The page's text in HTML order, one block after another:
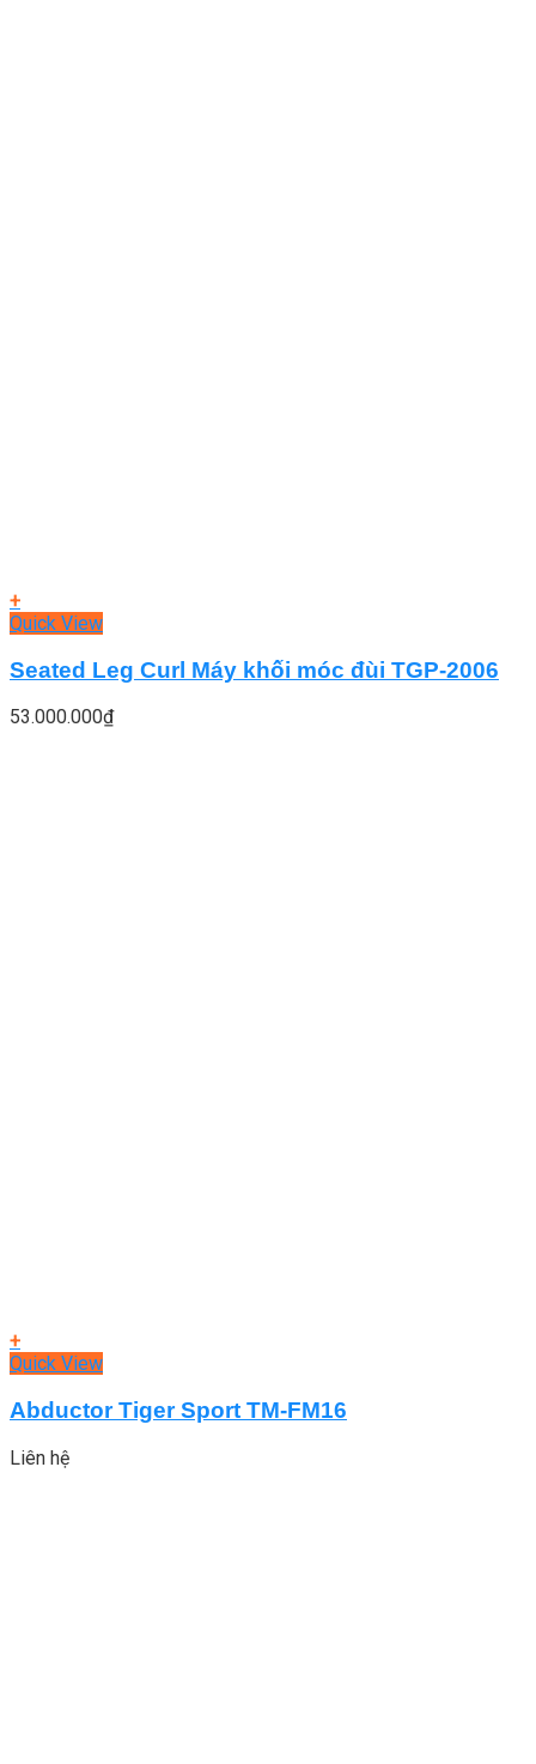
+
Quick View
Seated Leg Curl Máy khối móc đùi TGP-2006
53.000.000₫
+
Quick View
Abductor Tiger Sport TM-FM16
Liên hệ